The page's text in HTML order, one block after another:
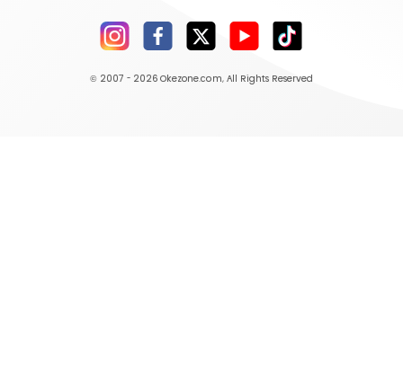
© 2007 - 2026 Okezone.com, All Rights Reserved